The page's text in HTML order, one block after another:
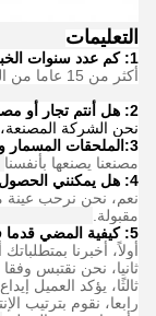
التعليمات
1: كم عدد سنوات الخبرة لديك؟
أكثر من 15 عاما من الخبرة في صناعة الطارد.
2: هل أنتم تجار أو مصنعون؟ ما هي مساحة المصنع؟
نحن الشركة المصنعة، المصنع
3: الملحقات المسمار
مصنعنا يصنعها بأنفسنا
4: هل يمكنني الحصول على عينة من أجل الطارد؟
نعم، نحن نرحب عينة
مقبولة.
5: كيفية المضي قدما في الطلب؟
أولاً، أخبرنا
ثانيا، نحن نقتبس وفقا
ثالثًا، يؤكد العميل
رابعا، نقوم بترتيب